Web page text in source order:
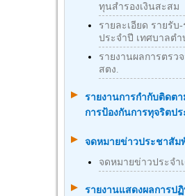
ทุนสำรองเงินสะสม
รายละเอียด รายรับ-
ประจำปี เทศบาลต
รายงานผลการตรว
สตง.
รายงานการกำกับติดต
การป้องกันการทุจริตปร
จดหมายข่าวประชาสัม
จดหมายข่าวประจำ
รายงานแสดงผลการป